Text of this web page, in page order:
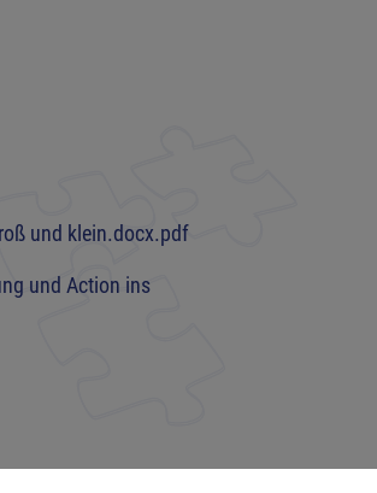
und klein.docx.pdf
und Action ins